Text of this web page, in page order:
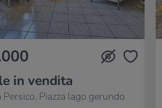
in vendita
Piazza lago gerundo